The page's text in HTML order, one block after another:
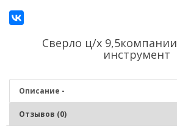
Сверло ц/х 9,5компании
инструмент
Описание -
Отзывов (0)